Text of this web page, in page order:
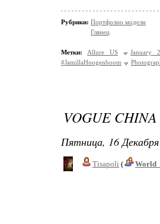
Рубрики: Портфолио модели
Глянец
Метки: Allure US
January
#JamillaHoogenboom
VOGUE
Пятница, 16
Tisapoli (